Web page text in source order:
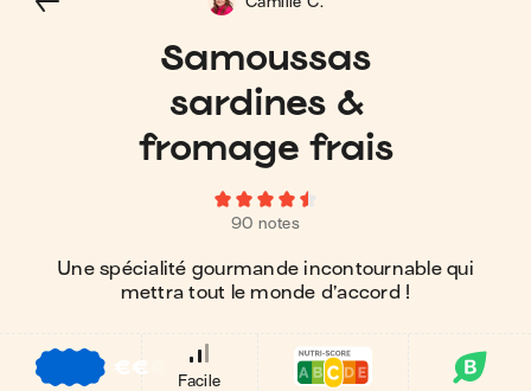
Samoussas
sardines &
fromage frais
90 notes
Une spécialité gourmande incontournable qui
mettra tout le monde d’accord !
€€
Facile